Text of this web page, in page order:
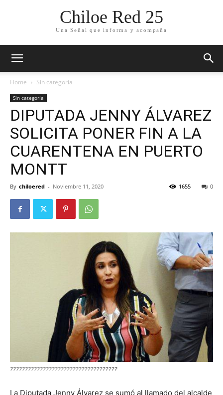
Chiloe Red 25
Una Señal que informa y acompaña
Home Sin categoría
Sin categoría
DIPUTADA JENNY ÁLVAREZ
SOLICITA PONER FIN A LA
CUARENTENA EN PUERTO
MONTT
By chiloered - Noviembre 11, 2020 0
1655
????????????????????????????????????
La Diputada Jenny Álvarez se sumó al llamado del alcalde